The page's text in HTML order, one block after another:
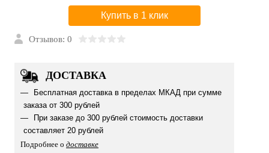
Купить в 1 клик
Отзывов: 0
ДОСТАВКА
Бесплатная доставка в пределах МКАД при сумме
заказа от 300 рублей
При заказе до 300 рублей стоимость доставки
составляет 20 рублей
Подробнее о доставке